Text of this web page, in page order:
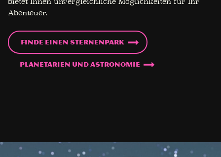
Abenteuer.
Finde einen Sternenpark
Planetarien und Astronomie